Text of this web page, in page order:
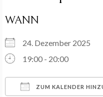
WANN
24. Dezember 2025
19:00 - 20:00
ZUM KALENDER